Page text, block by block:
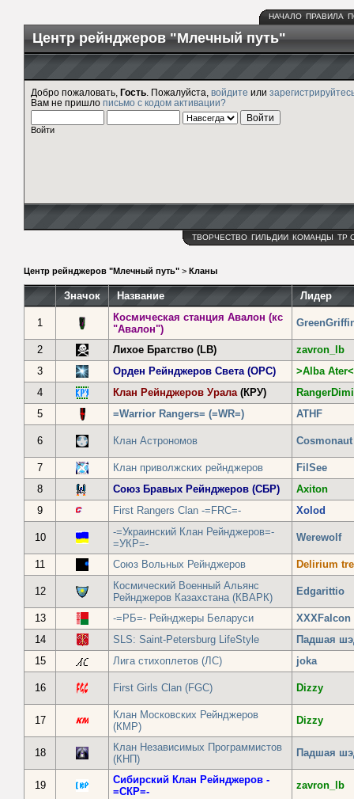
НАЧАЛО ПРАВИЛА
Центр рейнджеров "Млечный путь"
Добро пожаловать, Гость . Пожалуйста, войдите или
Вам не пришло письмо с кодом активации?
Войти
ТВОРЧЕСТВО ГИЛЬДИИ КОМАНДЫ ТР
Центр рейнджеров "Млечный путь" > Кланы
Значок Название Лидер
1
Космическая станция Авалон (кс
"Авалон")
2 Лихое Братство (LB)
zavron_lb
3
Орден Рейнджеров Света (ОРС)
>Alba Ater<
4
Клан Рейнджеров Урала (КРУ)
5
=Warrior Rangers= (=WR=) ATHF
6 Клан Астрономов Cosmonaut
7 Клан приволжских рейнджеров
FilSee
8
Союз Бравых Рейнджеров (СБР)
Axiton
9
First Rangers Clan -=FRC=- Xolod
10
-=Украинский Клан Рейнджеров=-
=УКР=-
Werewolf
11 Союз Вольных Рейнджеров Delirium
12
Космический Военный Альянс
Рейнджеров Казахстана (КВАРК)
Edgarittio
13 -=РБ=- Рейнджеры Беларуси
XХXFalcon
14
SLS: Saint-Petersburg LifeStyle
Падшая
15
Лига стихоплетов (ЛС) joka
16 First Girls Clan (FGC) Dizzy
17
Клан Московских Рейнджеров
(КМР)
Dizzy
18
Клан Независимых Программистов
(КНП)
Падшая
19
Сибирский Клан Рейнджеров -
=СКР=-
zavron_lb